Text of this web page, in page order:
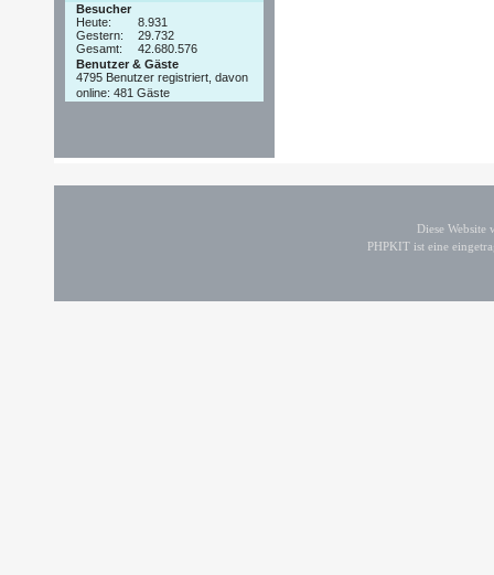
Besucher
Heute:
8.931
Gestern:
29.732
Gesamt:
42.680.576
Benutzer & Gäste
4795 Benutzer registriert, davon
online: 481 Gäste
Diese
PHPKIT ist eine